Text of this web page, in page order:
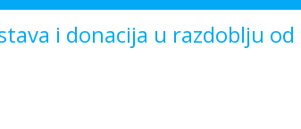
i donacija u razdoblju